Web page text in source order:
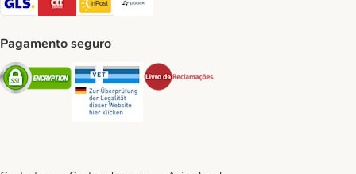
Pagamento seguro
Security Security